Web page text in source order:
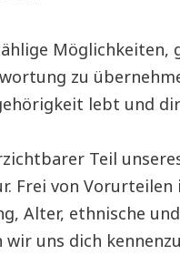
Möglichkeiten,
zu
lebt und
Teil
Frei von
Alter, ethnische
uns dich